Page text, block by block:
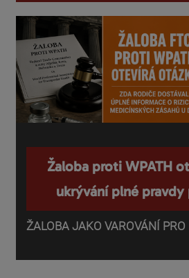
Žaloba proti WPATH
ukrývání plné
ŽALOBA JAKO VAROVÁNÍ PRO